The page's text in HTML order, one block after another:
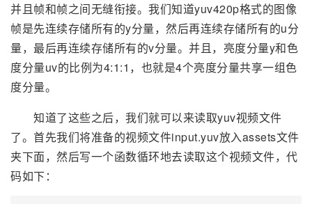
并且帧和帧之间无缝衔接。我们知道yuv420p格式的图像
帧是先连续存储所有的y分量，然后再连续存储所有的u分
量，最后再连续存储所有的v分量。并且，亮度分量y和色
度分量uv的比例为4:1:1，也就是4个亮度分量共享一组色
度分量。
知道了这些之后，我们就可以来读取yuv视频文件
了。首先我们将准备的视频文件input.yuv放入assets文件
夹下面，然后写一个函数循环地去读取这个视频文件，代
码如下：